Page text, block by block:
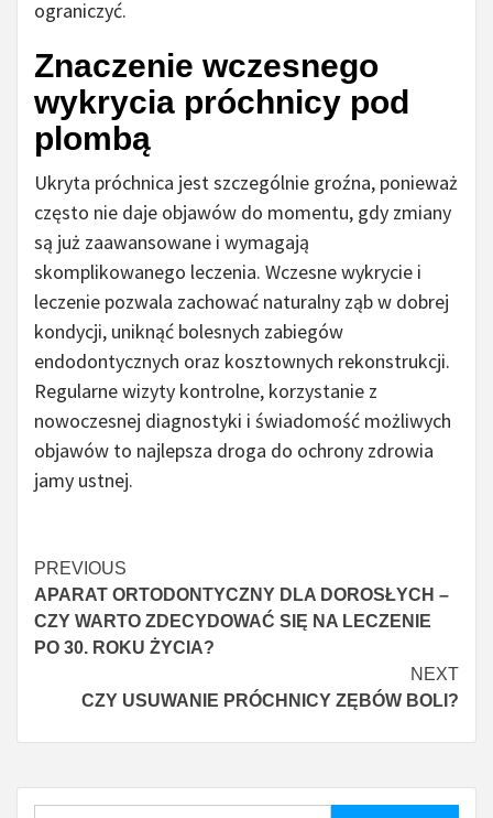
ograniczyć.
Znaczenie wczesnego
wykrycia próchnicy pod
plombą
Ukryta próchnica jest szczególnie groźna, ponieważ
często nie daje objawów do momentu, gdy zmiany
są już zaawansowane i wymagają
skomplikowanego leczenia. Wczesne wykrycie i
leczenie pozwala zachować naturalny ząb w dobrej
kondycji, uniknąć bolesnych zabiegów
endodontycznych oraz kosztownych rekonstrukcji.
Regularne wizyty kontrolne, korzystanie z
nowoczesnej diagnostyki i świadomość możliwych
objawów to najlepsza droga do ochrony zdrowia
jamy ustnej.
Continue
Reading
PREVIOUS
APARAT ORTODONTYCZNY DLA DOROSŁYCH –
CZY WARTO ZDECYDOWAĆ SIĘ NA LECZENIE
PO 30. ROKU ŻYCIA?
NEXT
CZY USUWANIE PRÓCHNICY ZĘBÓW BOLI?